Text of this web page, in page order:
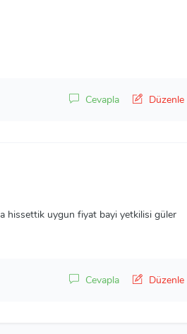
Cevapla Düzenle
hissettik uygun fiyat bayi yetkilisi güler
Cevapla Düzenle